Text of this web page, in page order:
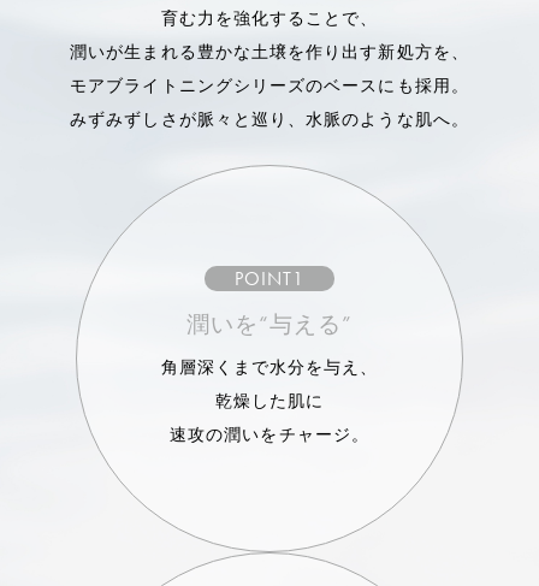
育む力を強化することで、
潤いが生まれる豊かな土壌を作り出す新処方を、
モアブライトニングシリーズのベースにも採用。
みずみずしさが脈々と巡り、水脈のような肌へ。
POINT1
潤いを“与える”
角層深くまで水分を与え、
乾燥した肌に
速攻の潤いをチャージ。